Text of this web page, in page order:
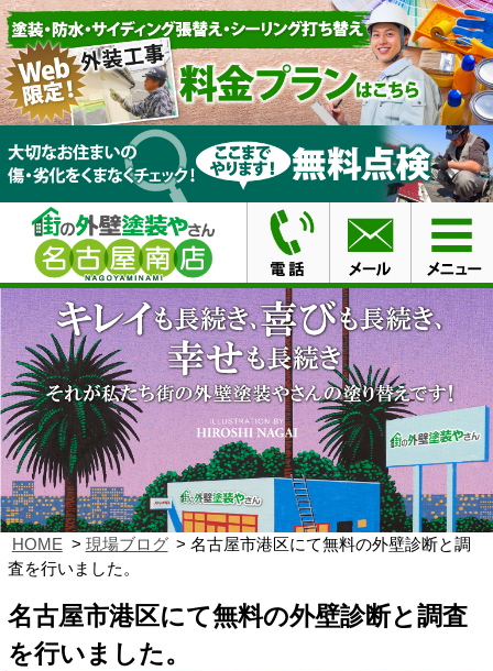
HOME 現場ブログ
名古屋市港区にて無料の外壁診断と調
査を行いました。
名古屋市港区にて無料の外壁診断と調査
を行いました。